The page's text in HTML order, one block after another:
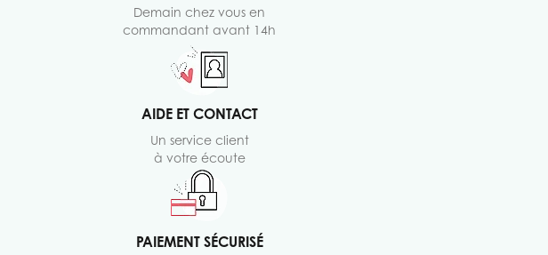
Demain chez vous en
commandant avant 14h
AIDE ET CONTACT
Un service client
à votre écoute
PAIEMENT SÉCURISÉ